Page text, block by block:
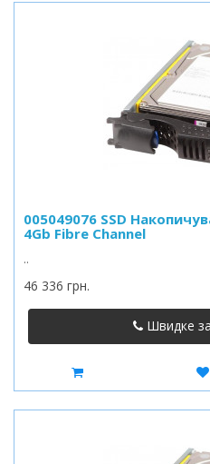
005049076 SSD
4Gb Fibre Channel
..
46 336 грн.
Швидке